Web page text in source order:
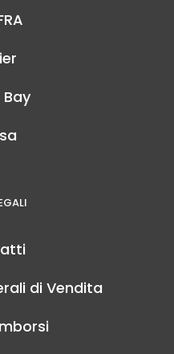
Bay
di Vendita